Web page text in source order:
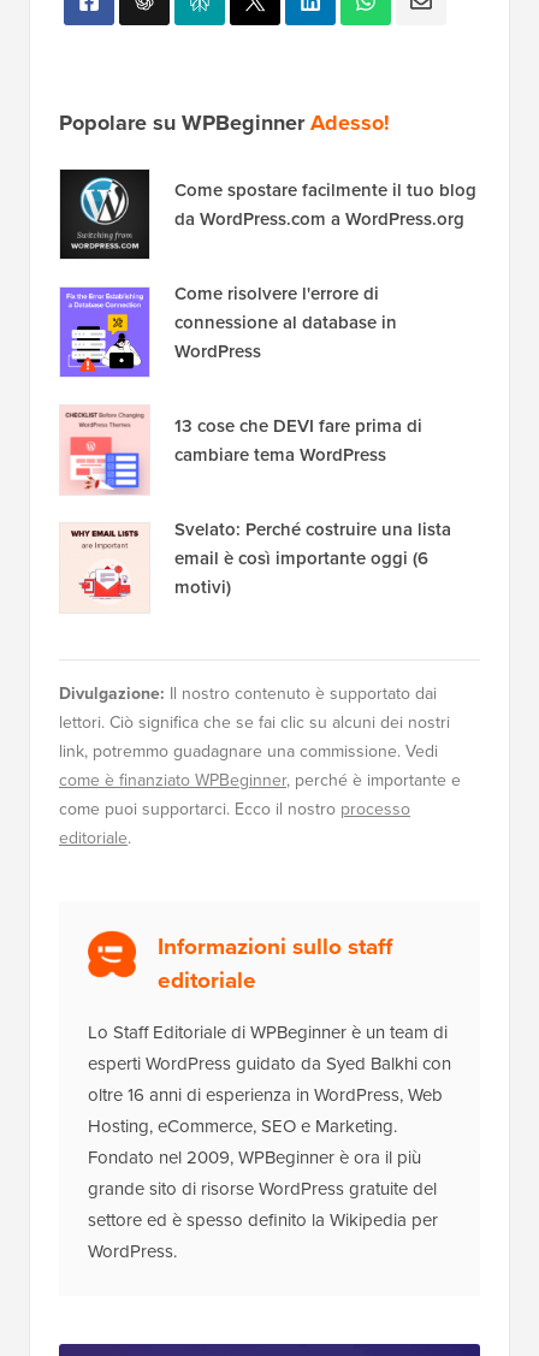
Popolare su WPBeginnerAdesso!
Come spostare facilmente il tuo blog
da WordPress.com a WordPress.org
Come risolvere l'errore di
connessione al database in
WordPress
13 cose che DEVI fare prima di
cambiare tema WordPress
Svelato: Perché costruire una lista
email è così importante oggi (6
motivi)
Divulgazione: Il nostro contenuto è supportato dai
lettori. Ciò significa che se fai clic su alcuni dei nostri
link, potremmo guadagnare una commissione. Vedi
come è finanziato WPBeginner, perché è importante e
come puoi supportarci. Ecco il nostro processo
editoriale.
Informazioni sullo staff
editoriale
Lo Staff Editoriale di WPBeginner è un team di
esperti WordPress guidato da Syed Balkhi con
oltre 16 anni di esperienza in WordPress, Web
Hosting, eCommerce, SEO e Marketing.
Fondato nel 2009, WPBeginner è ora il più
grande sito di risorse WordPress gratuite del
settore ed è spesso definito la Wikipedia per
WordPress.